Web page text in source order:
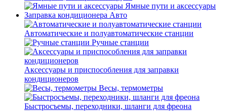
Ямные пути и аксессуары
Заправка кондиционера Авто
Автоматические и полуавтоматические станции
Ручные станции
Аксессуары и приспособления для заправки
кондиционеров
Весы, термометры
Быстросъемы, переходники, шланги для фреона